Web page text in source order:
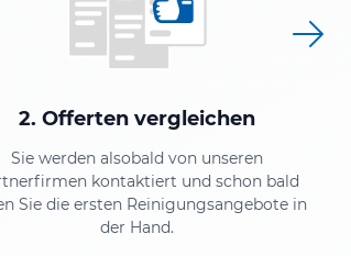
2. Offerten vergleichen
Sie werden alsobald von unseren
kontaktiert und schon bald
Sie die ersten Reinigungsangebote in
der Hand.